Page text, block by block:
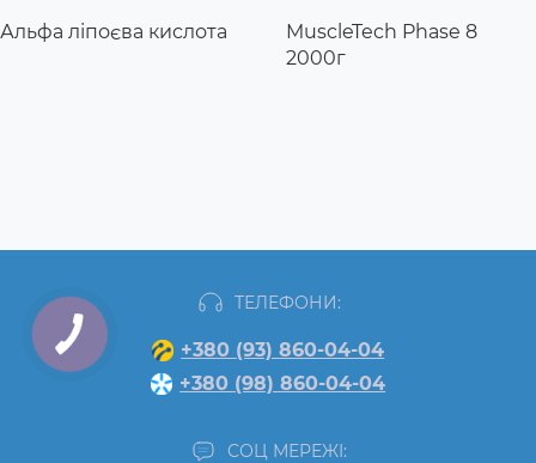
Альфа ліпоєва кислота
MuscleTech Phase 8
2000г
ТЕЛЕФОНИ:
+380 (93) 860-04-04
+380 (98) 860-04-04
СОЦ МЕРЕЖІ: